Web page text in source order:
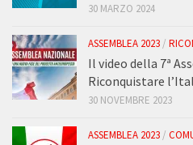
30 MARZO 2024
ASSEMBLEA 2023 /
Il video della 7ª
Riconquistare
30 NOVEMBRE 2023
ASSEMBLEA 2023 /